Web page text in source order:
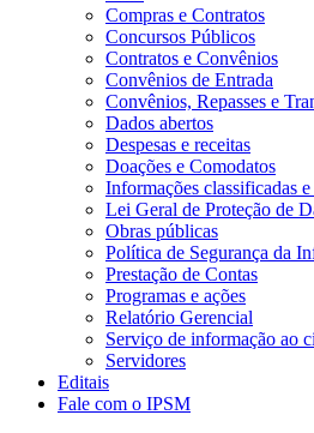
Compras e Contratos
Concursos Públicos
Contratos e Convênios
Convênios de Entrada
Convênios, Repasses e
Dados abertos
Despesas e receitas
Doações e Comodatos
Informações classificadas
Lei Geral de Proteção de
Obras públicas
Política de Segurança da
Prestação de Contas
Programas e ações
Relatório Gerencial
Serviço de informação ao
Servidores
Editais
Fale com o IPSM